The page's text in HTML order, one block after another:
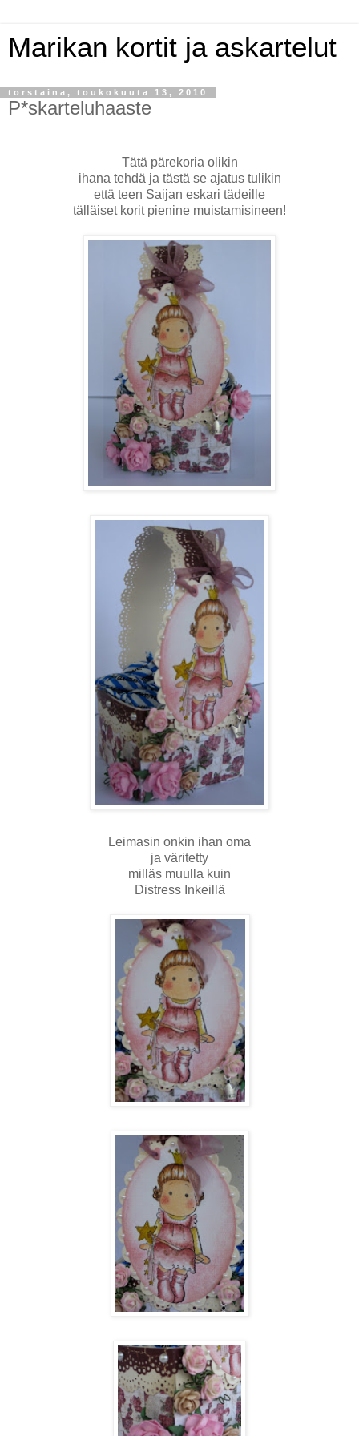
Marikan kortit ja askartelut
torstaina, toukokuuta 13, 2010
P*skarteluhaaste
Tätä pärekoria olikin
ihana tehdä ja tästä se ajatus tulikin
että teen Saijan eskari tädeille
tälläiset korit pienine muistamisineen!
Leimasin onkin ihan oma
ja väritetty
milläs muulla kuin
Distress Inkeillä